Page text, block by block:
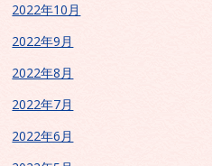
2022年10月
2022年9月
2022年8月
2022年7月
2022年6月